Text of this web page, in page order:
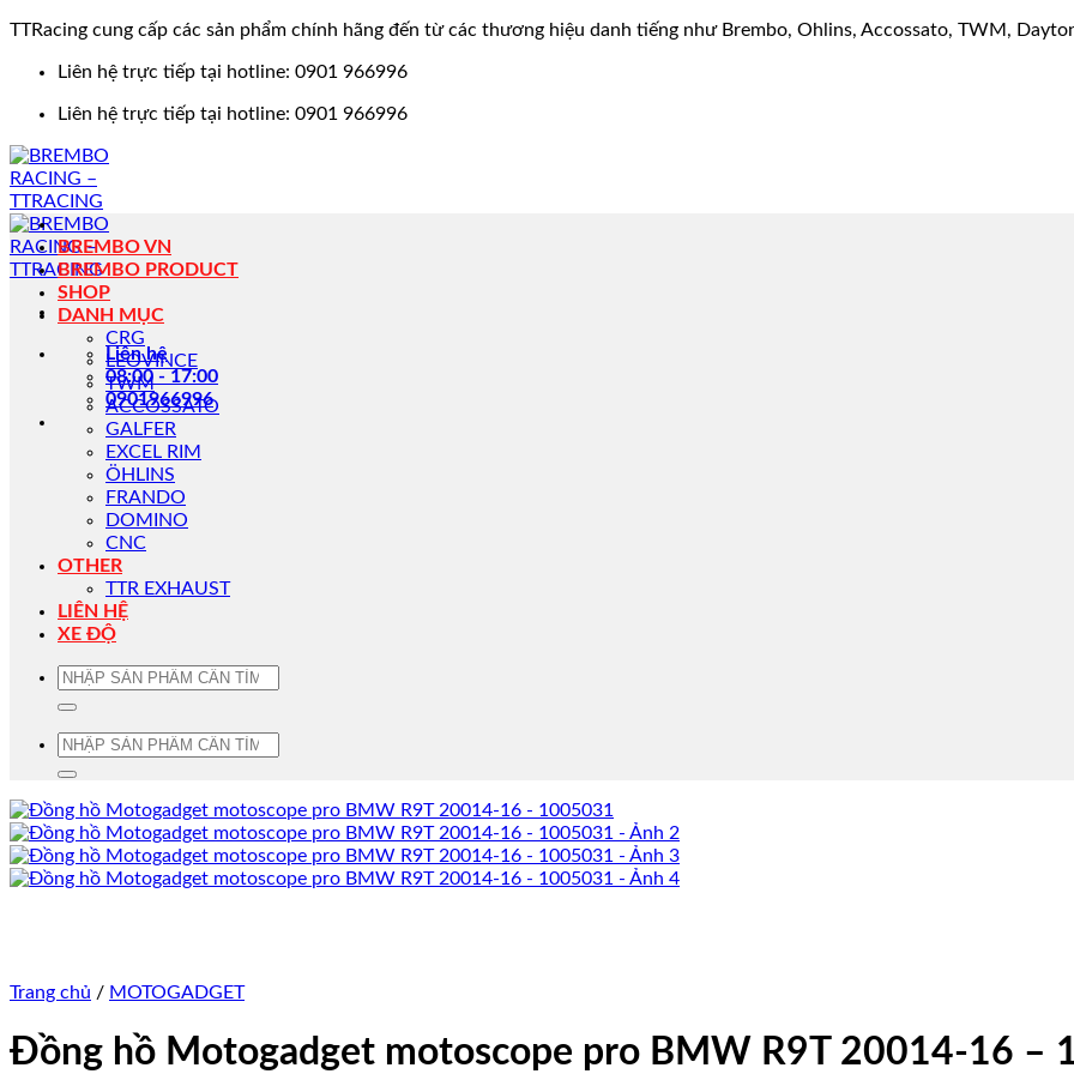
TTRacing cung cấp các sản phẩm chính hãng đến từ các thương hiệu danh tiếng như Brembo, Ohlins, Accossato, TWM,
Liên hệ trực tiếp tại hotline: 0901 966996
Liên hệ trực tiếp tại hotline: 0901 966996
Liên hệ
08:00 - 17:00
0901966996
BREMBO VN
BREMBO PRODUCT
SHOP
DANH MỤC
CRG
LEOVINCE
TWM
ACCOSSATO
GALFER
EXCEL RIM
ÖHLINS
FRANDO
DOMINO
CNC
OTHER
TTR EXHAUST
LIÊN HỆ
XE ĐỘ
Tìm
Tìm
Trang chủ / MOTOGADGET
Đồng hồ Motogadget motoscope pro BMW R9T 20014-16 –